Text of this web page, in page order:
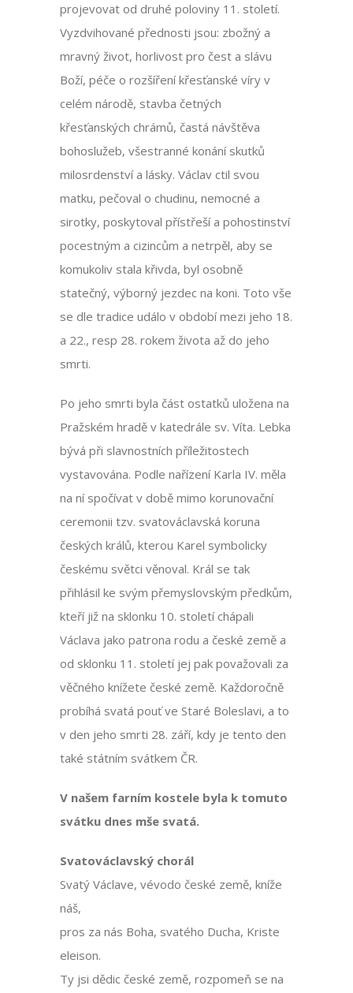
projevovat od druhé poloviny 11. století.
Vyzdvihované přednosti jsou: zbožný a
mravný život, horlivost pro čest a slávu
Boží, péče o rozšíření křesťanské víry v
celém národě, stavba četných
křesťanských chrámů, častá návštěva
bohoslužeb, všestranné konání skutků
milosrdenství a lásky. Václav ctil svou
matku, pečoval o chudinu, nemocné a
sirotky, poskytoval přístřeší a pohostinství
pocestným a cizincům a netrpěl, aby se
komukoliv stala křivda, byl osobně
statečný, výborný jezdec na koni. Toto vše
se dle tradice událo v období mezi jeho 18.
a 22., resp 28. rokem života až do jeho
smrti.
Po jeho smrti byla část ostatků uložena na
Pražském hradě v katedrále sv. Víta. Lebka
bývá při slavnostních příležitostech
vystavována. Podle nařízení Karla IV. měla
na ní spočívat v době mimo korunovační
ceremonii tzv. svatováclavská koruna
českých králů, kterou Karel symbolicky
českému světci věnoval. Král se tak
přihlásil ke svým přemyslovským předkům,
kteří již na sklonku 10. století chápali
Václava jako patrona rodu a české země a
od sklonku 11. století jej pak považovali za
věčného knížete české země. Každoročně
probíhá svatá pouť ve Staré Boleslavi, a to
v den jeho smrti 28. září, kdy je tento den
také státním svátkem ČR.
V našem farním kostele byla k tomuto
svátku dnes mše svatá.
Svatováclavský chorál
Svatý Václave, vévodo české země, kníže
náš,
pros za nás Boha, svatého Ducha, Kriste
eleison.
Ty jsi dědic české země, rozpomeň se na